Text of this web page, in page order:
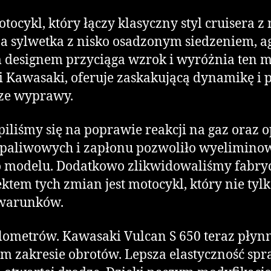
który łączy klasyczny styl cruisera
sylwetka z nisko osadzonym siedzeniem,
przyciąga wzrok i wyróżnia ten
oferuje zaskakującą dynamikę i
wyprawy.
się na poprawie reakcji na gaz oraz
i zapłonu pozwoliło
modelu. Dodatkowo zlikwidowaliśmy
tych zmian jest motocykl, który nie
Kawasaki Vulcan S 650 teraz
obrotów. Lepsza elastyczność